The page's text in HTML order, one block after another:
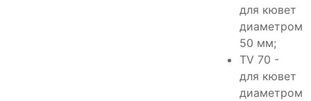
для кювет
диаметром
50 мм;
TV 70 -
для кювет
диаметром